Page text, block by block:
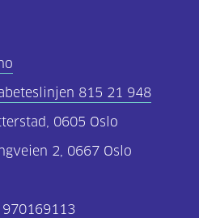
815 21 948
0605 Oslo
2, 0667 Oslo
970169113